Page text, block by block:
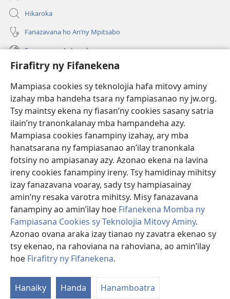
Firafitry ny Fifanekena
Mampiasa cookies sy teknolojia hafa mitovy aminy
izahay mba handeha tsara ny fampiasanao ny jw.org.
Tsy maintsy ekena ny fiasan’ny cookies sasany satria
ilain’ny tranonkalanay mba hampandeha azy.
Mampiasa cookies fanampiny izahay, ary mba
hanatsarana ny fampiasanao an’ilay tranonkala
fotsiny no ampiasanay azy. Azonao ekena na lavina
ireny cookies fanampiny ireny. Tsy hamidinay mihitsy
izay fanazavana voaray, sady tsy hampiasainay
amin’ny resaka varotra mihitsy. Misy fanazavana
fanampiny ao amin’ilay hoe Fifanekena Momba ny
Fampiasana Cookies sy Teknolojia Mitovy Aminy.
Azonao ovana araka izay tianao ny zavatra ekenao sy
tsy ekenao, na rahoviana na rahoviana, ao amin’ilay
hoe Firafitry ny Fifanekena.
Hanaiky Handa Hanamboatra
Hikaroka
Fanazavana ho An’ny Mpitsabo
Fanazavana Ankapobeny
Fanampiana
Fanomezana
(manokatra
rohy)
FITEHIRIZAM-BOKIN’NY Vavolombelon’i Jehovah
(manokatra
rohy)
JW Hub
(manokatra
rohy)
JW Library
Watchtower Library ®
Copyright© 2026 Watch Tower Bible and Tract Society of Pennsylvania.
FIFANEKENA| FIFANEKENA MOMBA NY TSIAMBARATELO
NY FIFANEKENA